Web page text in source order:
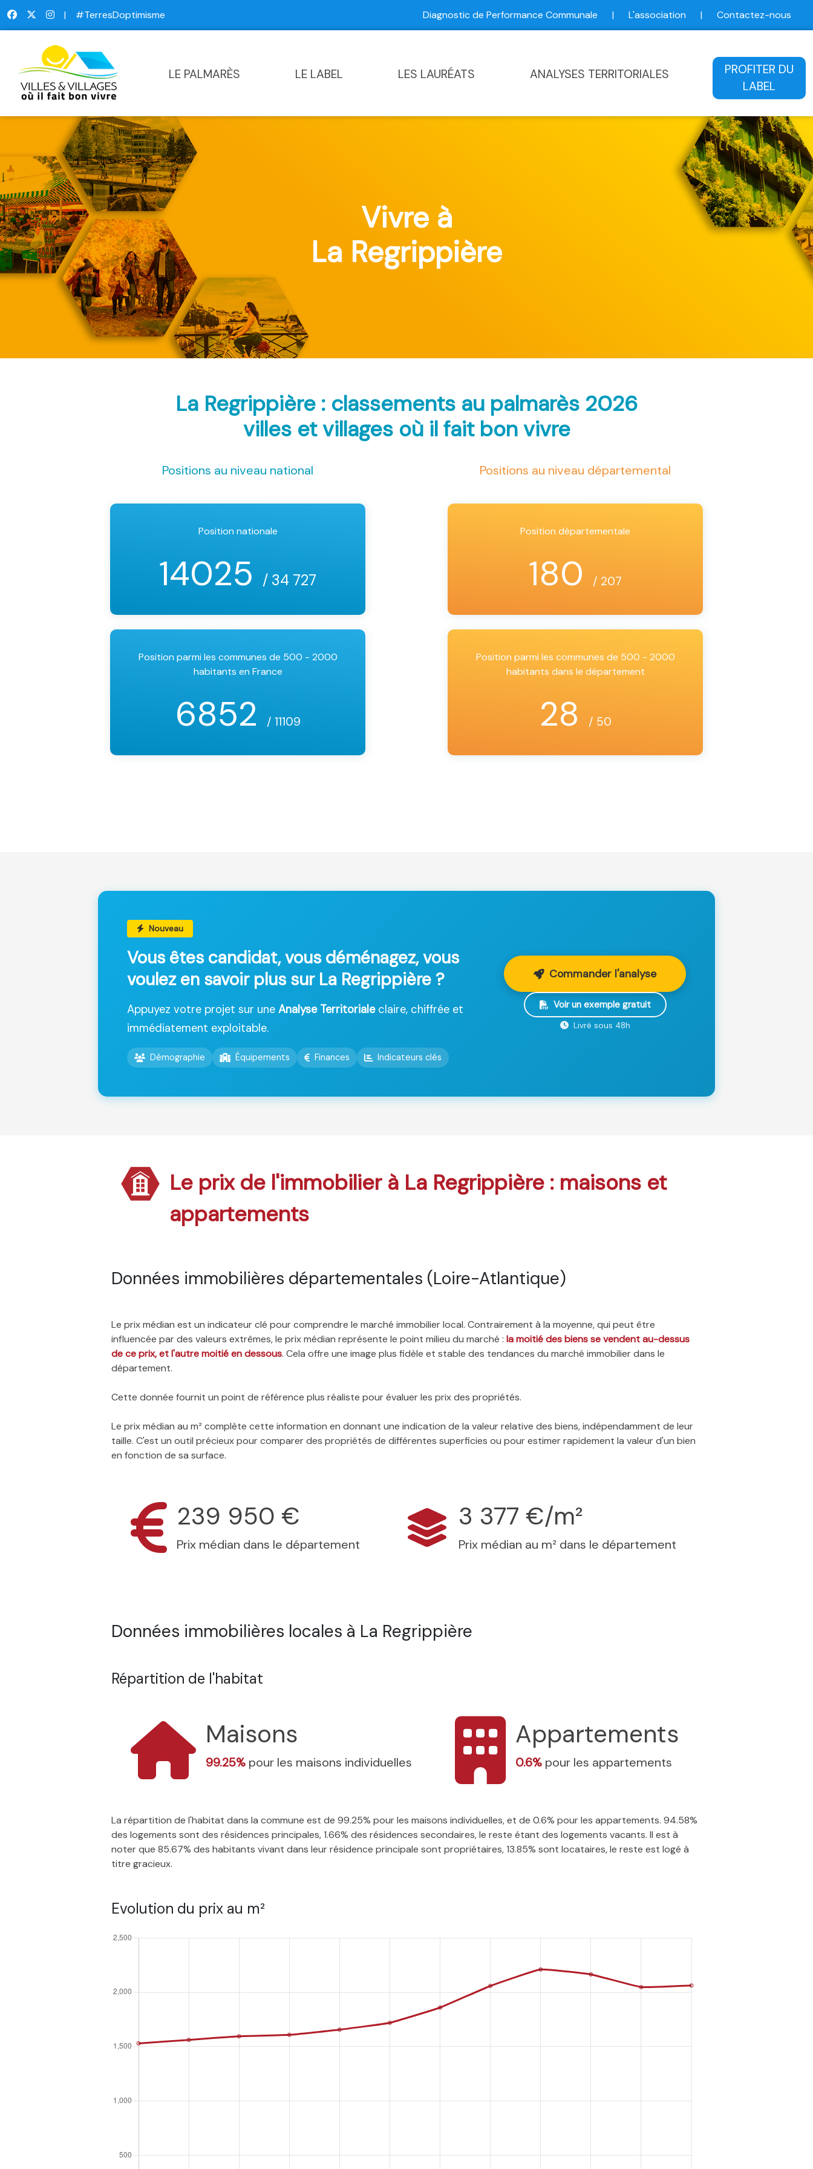
| #TerresDoptimisme Diagnostic de Performance Communale | L'association | Contactez-nous
LE PALMARÈS LE LABEL LES LAURÉATS ANALYSES TERRITORIALES
PROFITER DU
LABEL
Vivre à
La Regrippière
La Regrippière : classements au palmarès 2026
villes et villages où il fait bon vivre
Positions au niveau national
Position nationale
14025 / 34 727
Position parmi les communes de 500 - 2000
habitants en France
6852 / 11109
Positions au niveau départemental
Position départementale
180 / 207
Position parmi les communes de 500 - 2000
habitants dans le département
28 / 50
Nouveau
Vous êtes candidat, vous déménagez, vous
voulez en savoir plus sur La Regrippière ?
Appuyez votre projet sur une Analyse Territorialeclaire, chiffrée et
immédiatement exploitable.
Démographie Équipements Finances Indicateurs clés
Commander l'analyse
Voir un exemple gratuit
Livré sous 48h
Le prix de l'immobilier à La Regrippière : maisons et
appartements
Données immobilières départementales (Loire-Atlantique)
Le prix médian est un indicateur clé pour comprendre le marché immobilier local. Contrairement à la moyenne, qui peut être
influencée par des valeurs extrêmes, le prix médian représente le point milieu du marché : la moitié des biens se vendent au-dessus
de ce prix, et l'autre moitié en dessous. Cela offre une image plus fidèle et stable des tendances du marché immobilier dans le
département.
Cette donnée fournit un point de référence plus réaliste pour évaluer les prix des propriétés.
Le prix médian au m² complète cette information en donnant une indication de la valeur relative des biens, indépendamment de leur
taille. C'est un outil précieux pour comparer des propriétés de différentes superficies ou pour estimer rapidement la valeur d'un bien
en fonction de sa surface.
239 950 €
Prix médian dans le département
3 377 €/m²
Prix médian au m² dans le département
Données immobilières locales à La Regrippière
Répartition de l'habitat
Maisons
99.25% pour les maisons individuelles
Appartements
0.6% pour les appartements
La répartition de l'habitat dans la commune est de 99.25% pour les maisons individuelles, et de 0.6% pour les appartements. 94.58%
des logements sont des résidences principales, 1.66% des résidences secondaires, le reste étant des logements vacants. Il est à
noter que 85.67% des habitants vivant dans leur résidence principale sont propriétaires, 13.85% sont locataires, le reste est logé à
titre gracieux.
Evolution du prix au m²